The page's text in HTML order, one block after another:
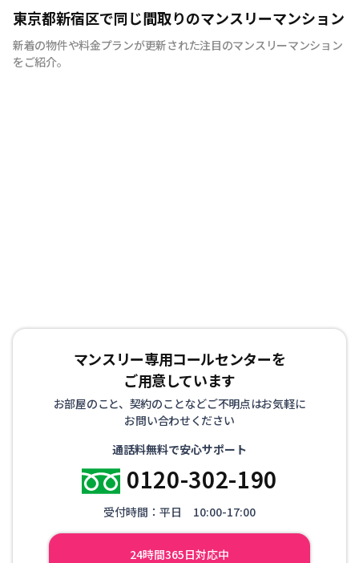
全国の主要都市を中心に、即日から利用可能なウィークリ
ーマンションやマンスリーマンションを紹介しておりま
す。大学受験、単身赴任など様々な用途でお使い いただ
ける『BraTTo×weekly＆monthly』をぜひご利用くださ
東京都新宿区で同じ間取りのマンスリーマンション
新着の物件や料金プランが更新された注目のマンスリーマンション
をご紹介。
マンスリー専用コールセンターを
ご用意しています
お部屋のこと、契約のことなどご不明点はお気軽に
お問い合わせください
通話料無料で安心サポート
0120-302-190
受付時間：平日 10:00-17:00
24時間365日対応中